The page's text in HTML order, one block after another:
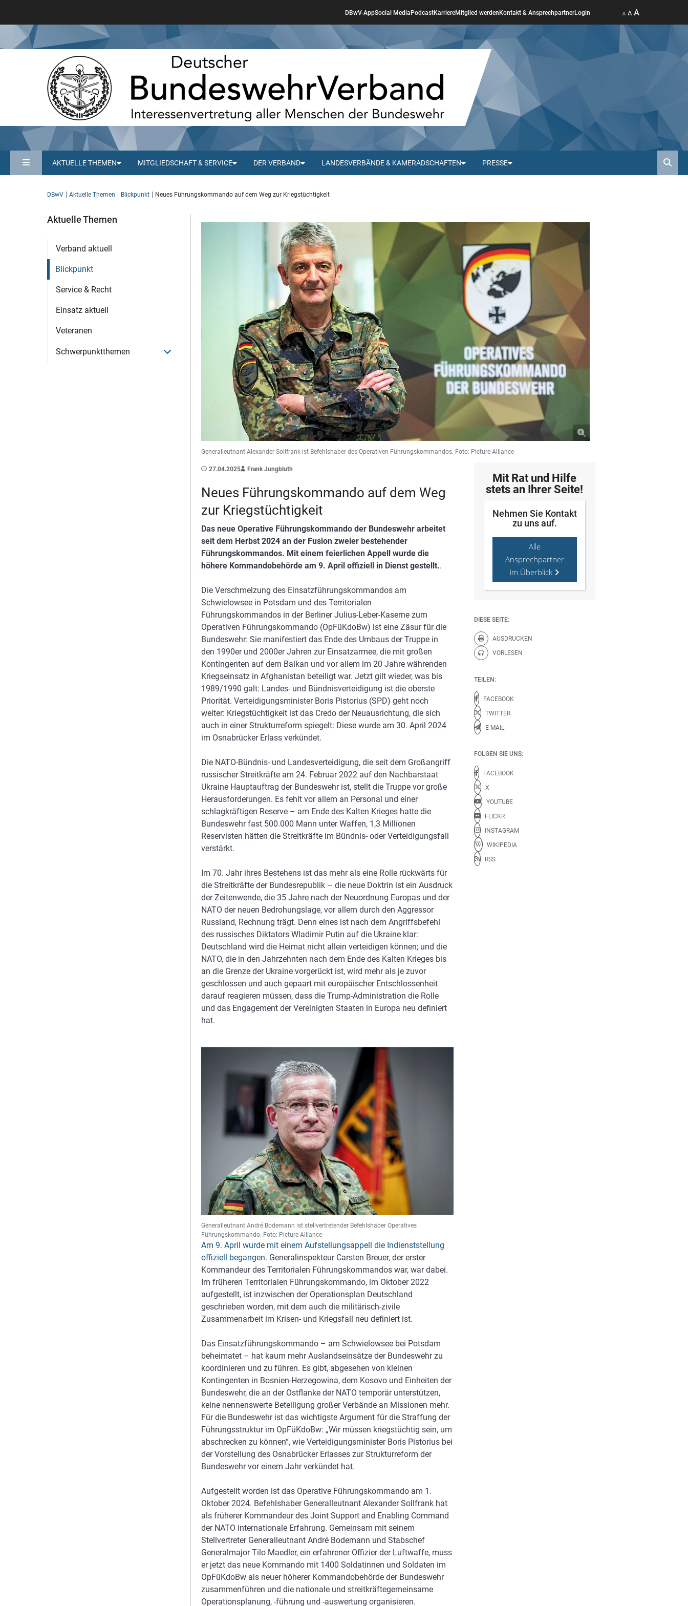
DBwV-AppSocial Media PodcastKarriereMitglied werden Kontakt & AnsprechpartnerLogin A A A
AKTUELLE THEMEN MITGLIEDSCHAFT & SERVICE DER VERBAND LANDESVERBÄNDE & KAMERADSCHAFTEN PRESSE
DBwV Aktuelle Themen Blickpunkt Neues Führungskommando auf dem Weg zur Kriegstüchtigkeit
Aktuelle Themen
Verband aktuell
Blickpunkt
Service & Recht
Einsatz aktuell
Veteranen
Schwerpunktthemen
Generalleutnant Alexander Sollfrank ist Befehlshaber des Operativen Führungskommandos. Foto: Picture Alliance
27.04.2025 Frank Jungbluth
Neues Führungskommando auf dem Weg
zur Kriegstüchtigkeit
Das neue Operative Führungskommando der Bundeswehr arbeitet
seit dem Herbst 2024 an der Fusion zweier bestehender
Führungskommandos. Mit einem feierlichen Appell wurde die
höhere Kommandobehörde am 9. April offiziell in Dienst gestellt..
Die Verschmelzung des Einsatzführungskommandos am
Schwielowsee in Potsdam und des Territorialen
Führungskommandos in der Berliner Julius-Leber-Kaserne zum
Operativen Führungskommando (OpFüKdoBw) ist eine Zäsur für die
Bundeswehr: Sie manifestiert das Ende des Umbaus der Truppe in
den 1990er und 2000er Jahren zur Einsatzarmee, die mit großen
Kontingenten auf dem Balkan und vor allem im 20 Jahre währenden
Kriegseinsatz in Afghanistan beteiligt war. Jetzt gilt wieder, was bis
1989/1990 galt: Landes- und Bündnisverteidigung ist die oberste
Priorität. Verteidigungsminister Boris Pistorius (SPD) geht noch
weiter: Kriegstüchtigkeit ist das Credo der Neuausrichtung, die sich
auch in einer Strukturreform spiegelt: Diese wurde am 30. April 2024
im Osnabrücker Erlass verkündet.
Die NATO-Bündnis- und Landesverteidigung, die seit dem Großangriff
russischer Streitkräfte am 24. Februar 2022 auf den Nachbarstaat
Ukraine Hauptauftrag der Bundeswehr ist, stellt die Truppe vor große
Herausforderungen. Es fehlt vor allem an Personal und einer
schlagkräftigen Reserve – am Ende des Kalten Krieges hatte die
Bundeswehr fast 500.000 Mann unter Waffen, 1,3 Millionen
Reservisten hätten die Streitkräfte im Bündnis- oder Verteidigungsfall
verstärkt.
Im 70. Jahr ihres Bestehens ist das mehr als eine Rolle rückwärts für
die Streitkräfte der Bundesrepublik – die neue Doktrin ist ein Ausdruck
der Zeitenwende, die 35 Jahre nach der Neuordnung Europas und der
NATO der neuen Bedrohungslage, vor allem durch den Aggressor
Russland, Rechnung trägt. Denn eines ist nach dem Angriffsbefehl
des russisches Diktators Wladimir Putin auf die Ukraine klar:
Deutschland wird die Heimat nicht allein verteidigen können; und die
NATO, die in den Jahrzehnten nach dem Ende des Kalten Krieges bis
an die Grenze der Ukraine vorgerückt ist, wird mehr als je zuvor
geschlossen und auch gepaart mit europäischer Entschlossenheit
darauf reagieren müssen, dass die Trump-Administration die Rolle
und das Engagement der Vereinigten Staaten in Europa neu definiert
hat.
Generalleutnant André Bodemann ist stellvertretender Befehlshaber Operatives
Führungskommando. Foto: Picture Alliance
Am 9. April wurde mit einem Aufstellungsappell die Indienststellung
offiziell begangen. Generalinspekteur Carsten Breuer, der erster
Kommandeur des Territorialen Führungskommandos war, war dabei.
Im früheren Territorialen Führungskommando, im Oktober 2022
aufgestellt, ist inzwischen der Operationsplan Deutschland
geschrieben worden, mit dem auch die militärisch-zivile
Zusammenarbeit im Krisen- und Kriegsfall neu definiert ist.
Das Einsatzführungskommando – am Schwielowsee bei Potsdam
beheimatet – hat kaum mehr Auslandseinsätze der Bundeswehr zu
koordinieren und zu führen. Es gibt, abgesehen von kleinen
Kontingenten in Bosnien-Herzegowina, dem Kosovo und Einheiten der
Bundeswehr, die an der Ostflanke der NATO temporär unterstützen,
keine nennenswerte Beteiligung großer Verbände an Missionen mehr.
Für die Bundeswehr ist das wichtigste Argument für die Straffung der
Führungsstruktur im OpFüKdoBw: „Wir müssen kriegstüchtig sein, um
abschrecken zu können“, wie Verteidigungsminister Boris Pistorius bei
der Vorstellung des Osnabrücker Erlasses zur Strukturreform der
Bundeswehr vor einem Jahr verkündet hat.
Aufgestellt worden ist das Operative Führungskommando am 1.
Oktober 2024. Befehlshaber Generalleutnant Alexander Sollfrank hat
als früherer Kommandeur des Joint Support and Enabling Command
der NATO internationale Erfahrung. Gemeinsam mit seinem
Stellvertreter Generalleutnant André Bodemann und Stabschef
Generalmajor Tilo Maedler, ein erfahrener Offizier der Luftwaffe, muss
er jetzt das neue Kommando mit 1400 Soldatinnen und Soldaten im
OpFüKdoBw als neuer höherer Kommandobehörde der Bundeswehr
zusammenführen und die nationale und streitkräftegemeinsame
Operationsplanung, -führung und -auswertung organisieren.
Mit Rat und Hilfe
stets an Ihrer Seite!
Nehmen Sie Kontakt
zu uns auf.
Alle
Ansprechpartner
im Überblick
DIESE SEITE:
AUSDRUCKEN
Diese Seite drucken.
VORLESEN
Diese Seite vorlesen.
TEILEN:
FACEBOOK
TWITTER
E-MAIL
FOLGEN SIE UNS:
FACEBOOK
X
YOUTUBE
FLICKR
INSTAGRAM
WIKIPEDIA
RSS